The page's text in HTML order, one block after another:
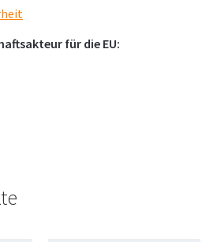
für die EU: